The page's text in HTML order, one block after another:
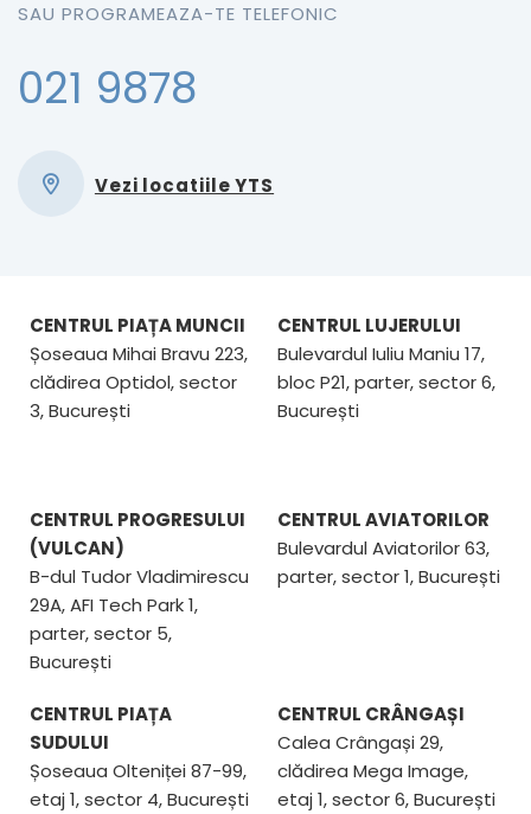
SAU PROGRAMEAZA-TE TELEFONIC
021 9878
Vezi locatiile YTS
CENTRUL PIAȚA MUNCII
Șoseaua Mihai Bravu 223,
clădirea Optidol, sector
3, București
CENTRUL LUJERULUI
Bulevardul Iuliu Maniu 17,
bloc P21, parter, sector 6,
București
CENTRUL PROGRESULUI
(VULCAN)
B-dul Tudor Vladimirescu
29A, AFI Tech Park 1,
parter, sector 5,
București
CENTRUL AVIATORILOR
Bulevardul Aviatorilor 63,
parter, sector 1, București
CENTRUL PIAȚA
SUDULUI
Șoseaua Olteniței 87-99,
etaj 1, sector 4, București
CENTRUL CRÂNGAȘI
Calea Crângași 29,
clădirea Mega Image,
etaj 1, sector 6, București